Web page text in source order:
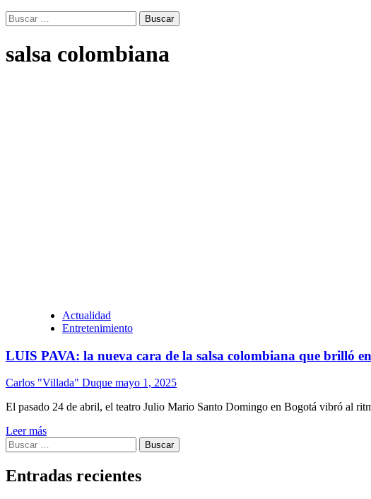
Buscar:
salsa colombiana
Actualidad
Entretenimiento
LUIS PAVA: la nueva cara de la salsa colombiana que brilló
Carlos "Villada" Duque mayo 1, 2025
El pasado 24 de abril, el teatro Julio Mario Santo Domingo en Bogotá vibró al
Leer más
Buscar:
Entradas recientes